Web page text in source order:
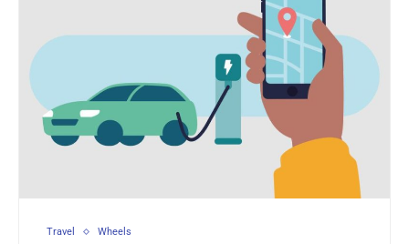
Travel Wheels